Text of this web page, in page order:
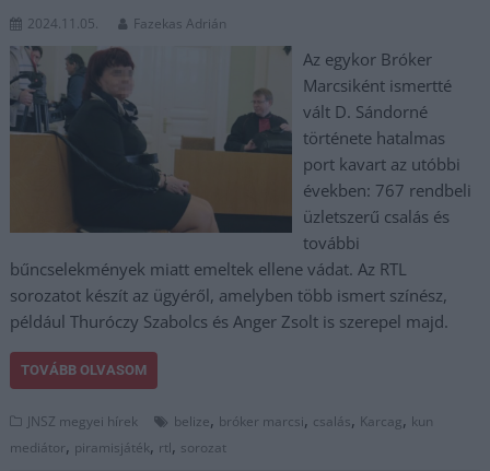
2024.11.05. Fazekas Adrián
Az egykor Bróker
Marcsiként ismertté
vált D. Sándorné
története hatalmas
port kavart az utóbbi
években: 767 rendbeli
üzletszerű csalás és
további
bűncselekmények miatt emeltek ellene vádat. Az RTL
sorozatot készít az ügyéről, amelyben több ismert színész,
például Thuróczy Szabolcs és Anger Zsolt is szerepel majd.
TOVÁBB OLVASOM
JNSZ megyei hírek belize, bróker marcsi, csalás, Karcag, kun
mediátor, piramisjáték, rtl, sorozat